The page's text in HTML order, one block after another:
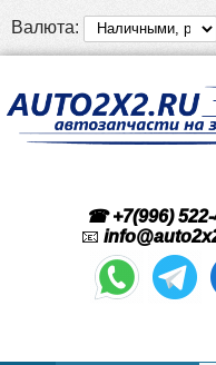
Валюта:
☎ +7(996) 522-
📧